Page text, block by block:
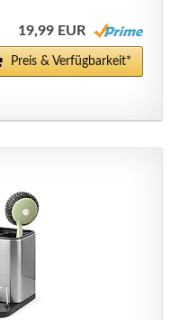
19,99 EUR
Preis & Verfügbarkeit*